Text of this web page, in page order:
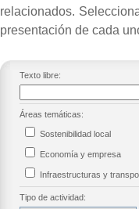
relacionados.
presentación de cada
Texto libre:
Áreas temáticas:
Sostenibilidad local
Economía y empresa
Infraestructuras y
Tipo de actividad: